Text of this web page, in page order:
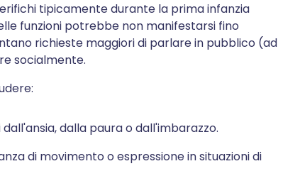
tipicamente durante la prima infanzia
funzioni potrebbe non manifestarsi fino
richieste maggiori di parlare in pubblico (ad
socialmente.
dalla paura o dall'imbarazzo.
di movimento o espressione in situazioni di